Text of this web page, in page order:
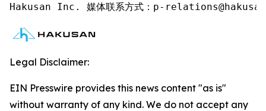
Hakusan Inc. 媒体联系方式：p-
Legal Disclaimer:
EIN Presswire provides this news content "as is"
without warranty of any kind. We do not accept any